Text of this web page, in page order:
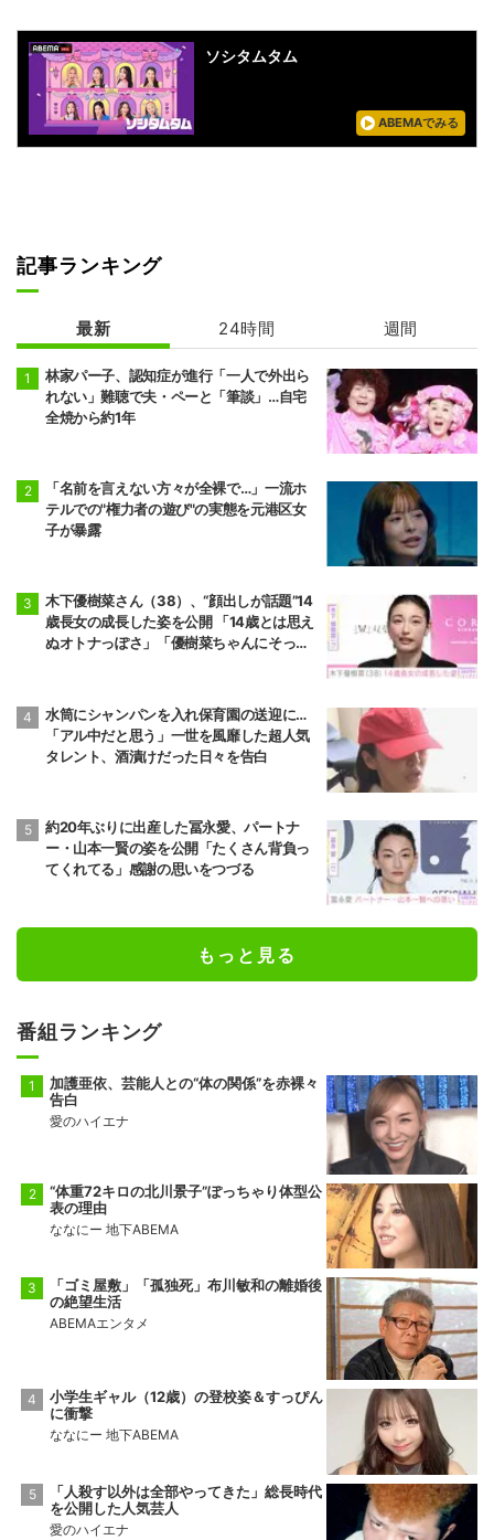
ソシタムタム
ABEMAでみる
記事ランキング
最新 24時間 週間
林家パー子、認知症が進行「一人で外出ら
れない」難聴で夫・ペーと「筆談」…自宅
全焼から約1年
「名前を言えない方々が全裸で…」一流ホ
テルでの"権力者の遊び"の実態を元港区女
子が暴露
木下優樹菜さん（38）、“顔出しが話題”14
歳長女の成長した姿を公開 「14歳とは思え
ぬオトナっぽさ」「優樹菜ちゃんにそっく
水筒にシャンパンを入れ保育園の送迎に…
「アル中だと思う」一世を風靡した超人気
タレント、酒漬けだった日々を告白
約20年ぶりに出産した冨永愛、パートナ
ー・山本一賢の姿を公開「たくさん背負っ
てくれてる」感謝の思いをつづる
もっと見る
番組ランキング
加護亜依、芸能人との“体の関係”を赤裸々
告白
愛のハイエナ
“体重72キロの北川景子”ぽっちゃり体型公
表の理由
ななにー 地下ABEMA
「ゴミ屋敷」「孤独死」布川敏和の離婚後
の絶望生活
ABEMAエンタメ
小学生ギャル（12歳）の登校姿＆すっぴん
に衝撃
ななにー 地下ABEMA
「人殺す以外は全部やってきた」総長時代
を公開した人気芸人
愛のハイエナ